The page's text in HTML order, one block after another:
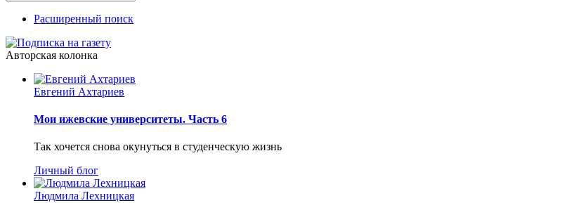
Расширенный поиск
Авторская колонка
Евгений Ахтариев
Мои ижевские университеты. Часть 6
Так хочется снова окунуться в студенческую жизнь
Личный блог
Людмила Лехницкая